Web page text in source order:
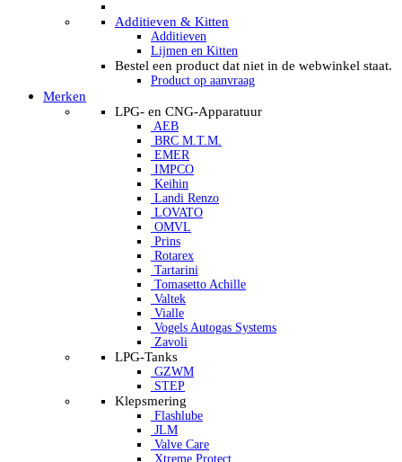
Additieven & Kitten
Additieven
Lijmen en Kitten
Bestel een product dat niet in de webwinkel staat.
Product op aanvraag
Merken
LPG- en CNG-Apparatuur
AEB
BRC M.T.M.
EMER
IMPCO
Keihin
Landi Renzo
LOVATO
OMVL
Prins
Rotarex
Tartarini
Tomasetto Achille
Valtek
Vialle
Vogels Autogas Systems
Zavoli
LPG-Tanks
GZWM
STEP
Klepsmering
Flashlube
JLM
Valve Care
Xtreme Protect